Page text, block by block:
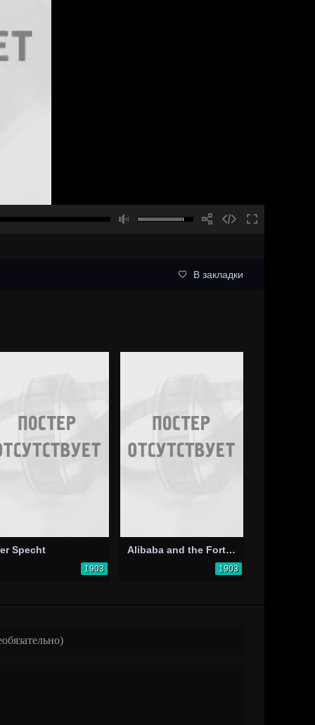
В закладки
Specht
1903
Alibaba and the Forty Thieves
1903